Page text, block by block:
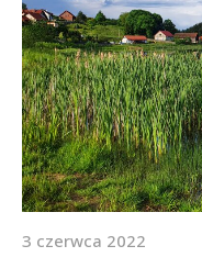
3 czerwca 2022